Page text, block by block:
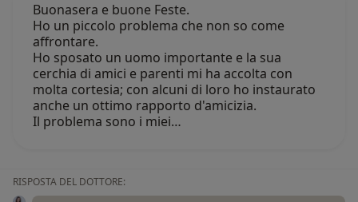
Buonasera e buone Feste.
Ho un piccolo problema che non so come
affrontare.
Ho sposato un uomo importante e la sua
cerchia di amici e parenti mi ha accolta con
molta cortesia; con alcuni di loro ho instaurato
anche un ottimo rapporto d'amicizia.
Il problema sono i miei…
RISPOSTA DEL DOTTORE: